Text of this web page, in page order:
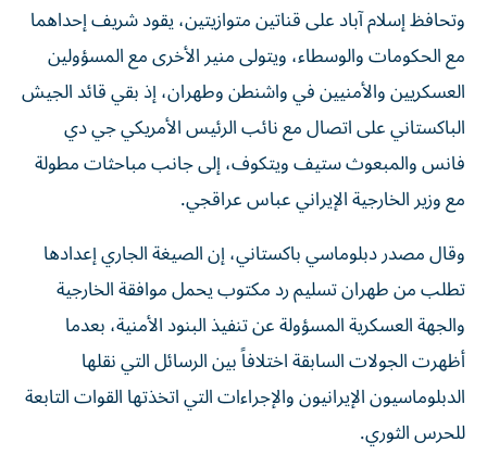
وتحافظ إسلام آباد على قناتين متوازيتين، يقود شريف إحداهما
مع الحكومات والوسطاء، ويتولى منير الأخرى مع المسؤولين
العسكريين والأمنيين في واشنطن وطهران، إذ بقي قائد الجيش
الباكستاني على اتصال مع نائب الرئيس الأمريكي جي دي
فانس والمبعوث ستيف ويتكوف، إلى جانب مباحثات مطولة
مع وزير الخارجية الإيراني عباس عراقجي.
وقال مصدر دبلوماسي باكستاني، إن الصيغة الجاري إعدادها
تطلب من طهران تسليم رد مكتوب يحمل موافقة الخارجية
والجهة العسكرية المسؤولة عن تنفيذ البنود الأمنية، بعدما
أظهرت الجولات السابقة اختلافاً بين الرسائل التي نقلها
الدبلوماسيون الإيرانيون والإجراءات التي اتخذتها القوات التابعة
للحرس الثوري.